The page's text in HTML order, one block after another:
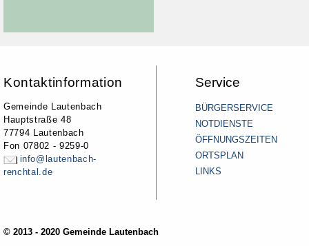
Kontaktinformation
Gemeinde Lautenbach
Hauptstraße 48
77794 Lautenbach
Fon 07802 - 9259-0
info@lautenbach-
renchtal.de
Service
BÜRGERSERVICE
NOTDIENSTE
ÖFFNUNGSZEITEN
ORTSPLAN
LINKS
© 2013 - 2020 Gemeinde Lautenbach